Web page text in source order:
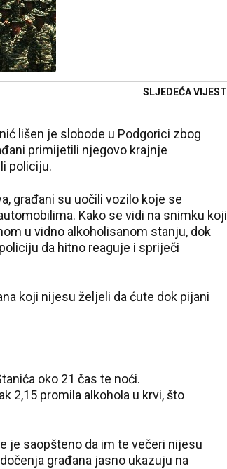
SLJEDEĆA VIJEST
lišen je slobode u Podgorici zbog
primijetili njegovo krajnje
policiju.
građani su uočili vozilo koje se
Kako se vidi na snimku koji
u vidno alkoholisanom stanju, dok
da hitno reaguje i spriječi
koji nijesu željeli da ćute dok pijani
oko 21 čas te noći.
2,15 promila alkohola u krvi, što
je saopšteno da im te večeri nijesu
građana jasno ukazuju na